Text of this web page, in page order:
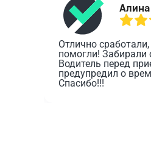
Алина
Отлично
помогли! Забирали
Водитель перед
предупредил о
Спасибо!!!